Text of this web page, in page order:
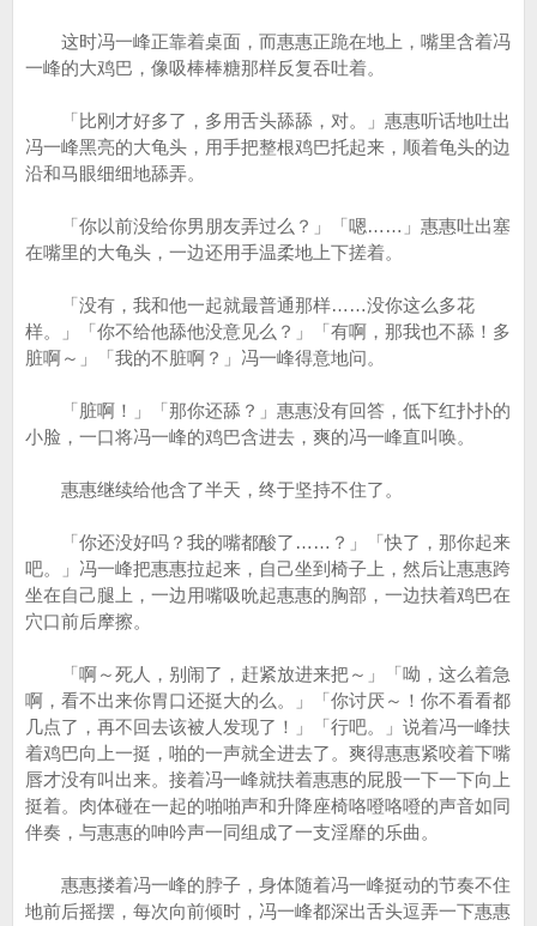
这时冯一峰正靠着桌面，而惠惠正跪在地上，嘴里含着冯
一峰的大鸡巴，像吸棒棒糖那样反复吞吐着。
「比刚才好多了，多用舌头舔舔，对。」惠惠听话地吐出
冯一峰黑亮的大龟头，用手把整根鸡巴托起来，顺着龟头的边
沿和马眼细细地舔弄。
「你以前没给你男朋友弄过么？」「嗯……」惠惠吐出塞
在嘴里的大龟头，一边还用手温柔地上下搓着。
「没有，我和他一起就最普通那样……没你这么多花
样。」「你不给他舔他没意见么？」「有啊，那我也不舔！多
脏啊～」「我的不脏啊？」冯一峰得意地问。
「脏啊！」「那你还舔？」惠惠没有回答，低下红扑扑的
小脸，一口将冯一峰的鸡巴含进去，爽的冯一峰直叫唤。
惠惠继续给他含了半天，终于坚持不住了。
「你还没好吗？我的嘴都酸了……？」「快了，那你起来
吧。」冯一峰把惠惠拉起来，自己坐到椅子上，然后让惠惠跨
坐在自己腿上，一边用嘴吸吮起惠惠的胸部，一边扶着鸡巴在
穴口前后摩擦。
「啊～死人，别闹了，赶紧放进来把～」「呦，这么着急
啊，看不出来你胃口还挺大的么。」「你讨厌～！你不看看都
几点了，再不回去该被人发现了！」「行吧。」说着冯一峰扶
着鸡巴向上一挺，啪的一声就全进去了。爽得惠惠紧咬着下嘴
唇才没有叫出来。接着冯一峰就扶着惠惠的屁股一下一下向上
挺着。肉体碰在一起的啪啪声和升降座椅咯噔咯噔的声音如同
伴奏，与惠惠的呻吟声一同组成了一支淫靡的乐曲。
惠惠搂着冯一峰的脖子，身体随着冯一峰挺动的节奏不住
地前后摇摆，每次向前倾时，冯一峰都深出舌头逗弄一下惠惠